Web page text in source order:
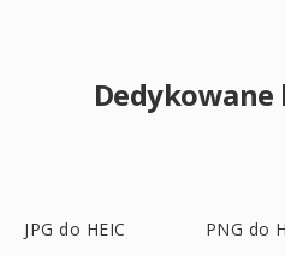
JPG do HEIC PNG do